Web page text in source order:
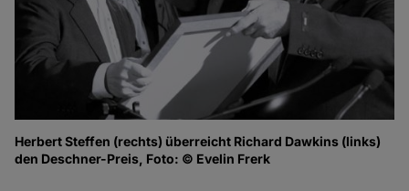
Herbert Steffen (rechts) überreicht Richard Dawkins (links)
den Deschner-Preis, Foto: © Evelin Frerk